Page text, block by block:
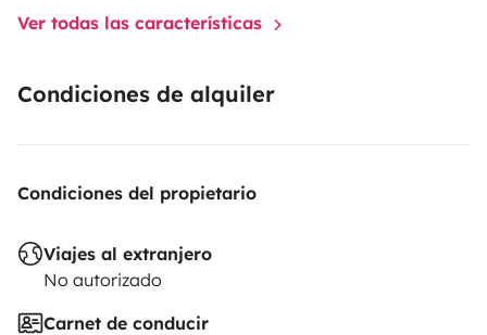
Ver todas las características
Condiciones de alquiler
Condiciones del propietario
Viajes al extranjero
No autorizado
Carnet de conducir